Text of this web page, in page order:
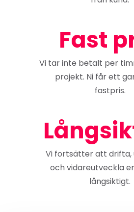
Fast
Vi tar inte betalt per
projekt. Ni får ett
fastpris.
Vi fortsätter att drifta,
och vidareutveckla
långsiktigt.